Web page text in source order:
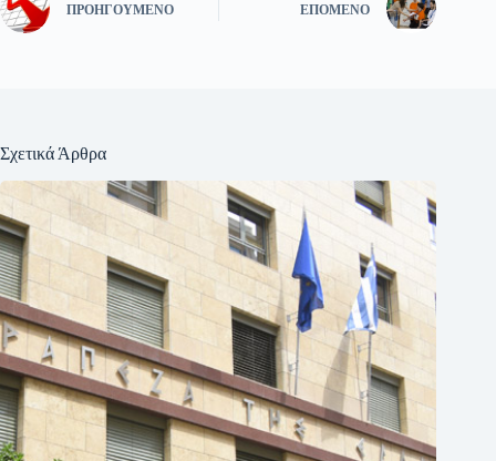
ΠΡΟΗΓΟΎΜΕΝΟ ΕΠΌΜΕΝΟ
Σχετικά Άρθρα